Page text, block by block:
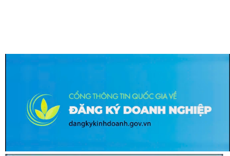
HỘI NGHỊ TIẾP XÚC CỬ TRI SAU KỲ HỌP THƯỜNG LỆ GIỮA NĂM 2026
ĐỘI TUYỂN U10 XÃ NGUYỄN LƯƠNG BẰNG RA QUÂN ĐẠI THẮNG TẠI
GIẢI BÓNG ĐÁ HOA PHƯỢNG THÀNH PHỐ HẢI...
ĐỘI TUYỂN U10 XÃ NGUYỄN LƯƠNG BẰNG SẴN SÀNG TRANH TÀI TẠI